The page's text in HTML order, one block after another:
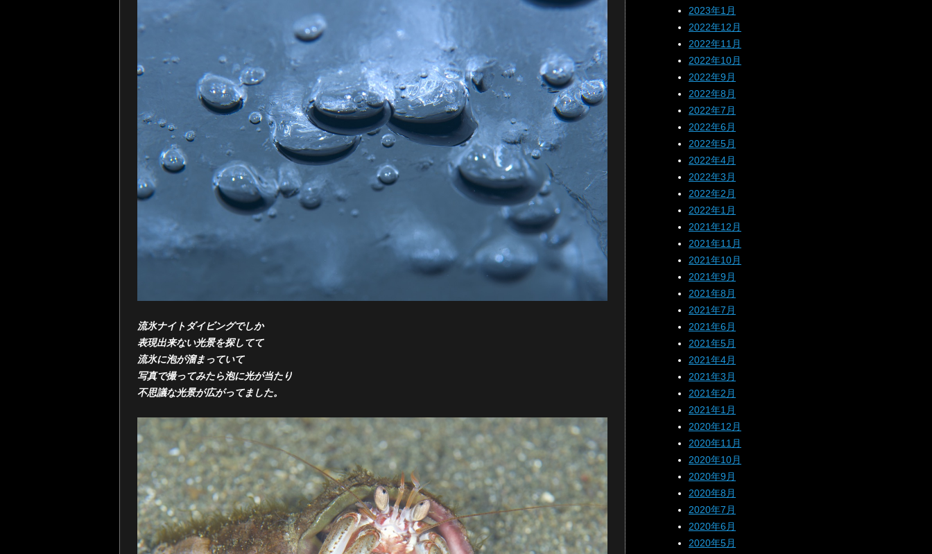
流氷ナイトダイビングでしか
表現出来ない光景を探してて
流氷に泡が溜まっていて
写真で撮ってみたら泡に光が当たり
不思議な光景が広がってました。
2023年1月
2022年12月
2022年11月
2022年10月
2022年9月
2022年8月
2022年7月
2022年6月
2022年5月
2022年4月
2022年3月
2022年2月
2022年1月
2021年12月
2021年11月
2021年10月
2021年9月
2021年8月
2021年7月
2021年6月
2021年5月
2021年4月
2021年3月
2021年2月
2021年1月
2020年12月
2020年11月
2020年10月
2020年9月
2020年8月
2020年7月
2020年6月
2020年5月